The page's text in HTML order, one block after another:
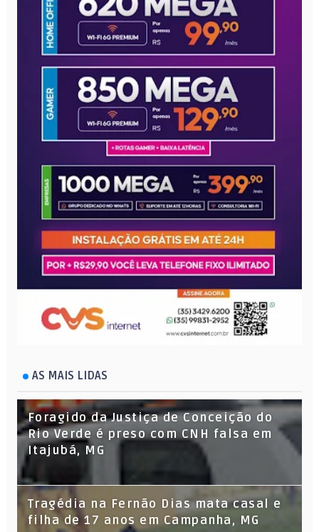
AS MAIS LIDAS
Foragido da Justiça de Conceição do
Rio Verde é preso com CNH falsa em
Itajubá, MG
Tragédia na Fernão Dias mata casal e
filha de 17 anos em Campanha, MG